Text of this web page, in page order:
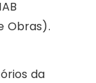
Obras).
da